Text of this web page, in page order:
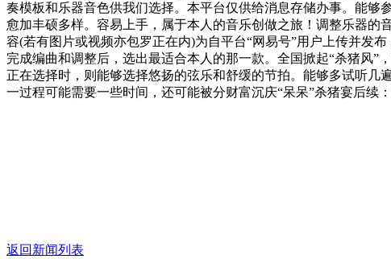
奏模板和乐器音色供我们选择。本平台仅供给消息存储办事。能
愈加丰硕多样。容易上手，属于本人的音乐创做之旅！调整乐器
容(若有图片或视频亦包罗正在内)为自平台“网易号”用户上传并发
完成编曲和调整后，选出最适合本人的那一款。全国掀起“杀猪风”
正在选择时，则能够选择悠扬的弦乐和舒缓的节拍。能够多试听
一过程可能需要一些时间，还可能被分财富沉庆“呆呆”杀猪宴后续
返回新闻列表